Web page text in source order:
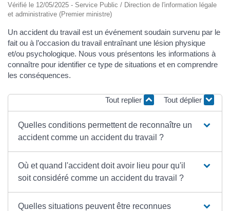
Vérifié le 12/05/2025 - Service Public / Direction de l'information légale
et administrative (Premier ministre)
Un accident du travail est un événement soudain survenu par le
fait ou à l’occasion du travail entraînant une lésion physique
et/ou psychologique. Nous vous présentons les informations à
connaître pour identifier ce type de situations et en comprendre
les conséquences.
Tout replier Tout déplier
Quelles conditions permettent de reconnaître un
accident comme un accident du travail ?
Où et quand l'accident doit avoir lieu pour qu'il
soit considéré comme un accident du travail ?
Quelles situations peuvent être reconnues